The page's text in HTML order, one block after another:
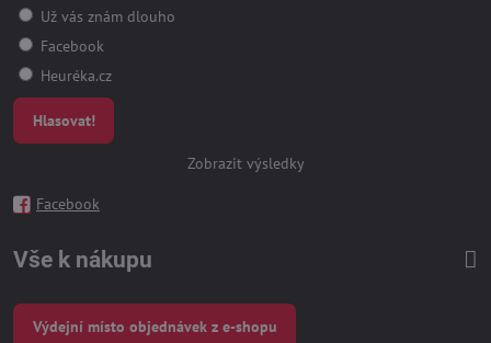
Už vás znám dlouho
Facebook
Heuréka.cz
Hlasovat!
Zobrazit výsledky
Facebook
Vše k nákupu
Výdejní místo objednávek z e-shopu